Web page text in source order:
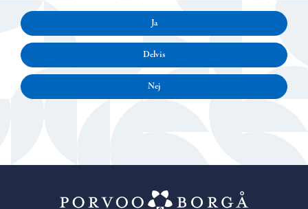
Ja
Delvis
Nej